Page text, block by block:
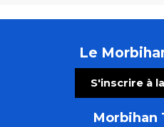
Le
S'inscrire à
Morbihan